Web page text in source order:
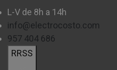
L-V de 8h a 14h
info@electrocosto.com
957 404 686
RRSS